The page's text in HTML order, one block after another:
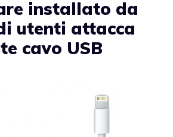
installato da
utenti attacca
cavo USB